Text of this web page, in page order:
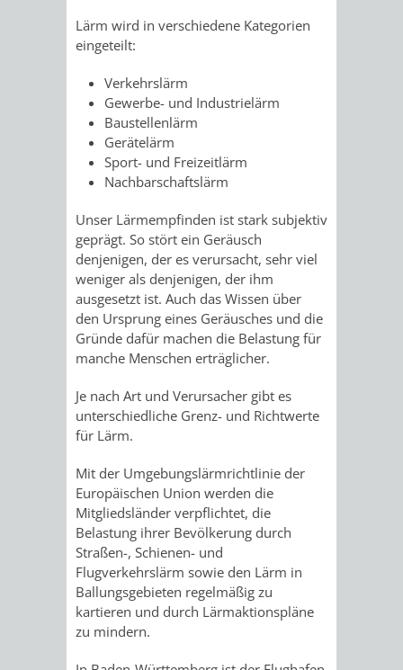
DES
DENKMALS
LIEGENSCHAFTEN
ERSCHLIESSUNGSBEITRAG
ANTRAGSVERFAHREN
DOCH
AN
DEINE
STADT
WIEDERVERMIETUNGSPRÄMIE
STABSSTELLE
BÄDER
HOCHBAU
(PLANUNG
UND
BAU)
TOURISMUS
FÜR
SOZIALE
Lärm wird in verschiedene Kategorien
eingeteilt:
Verkehrslärm
Gewerbe- und Industrielärm
Baustellenlärm
Gerätelärm
Sport- und Freizeitlärm
Nachbarschaftslärm
Unser Lärmempfinden ist stark subjektiv
geprägt. So stört ein Geräusch
denjenigen, der es verursacht, sehr viel
weniger als denjenigen, der ihm
ausgesetzt ist. Auch das Wissen über
den Ursprung eines Geräusches und die
Gründe dafür machen die Belastung für
manche Menschen erträglicher.
Je nach Art und Verursacher gibt es
unterschiedliche Grenz- und Richtwerte
für Lärm.
Mit der Umgebungslärmrichtlinie der
Europäischen Union werden die
Mitgliedsländer verpflichtet, die
Belastung ihrer Bevölkerung durch
Straßen-, Schienen- und
Flugverkehrslärm sowie den Lärm in
Ballungsgebieten regelmäßig zu
kartieren und durch Lärmaktionspläne
zu mindern.